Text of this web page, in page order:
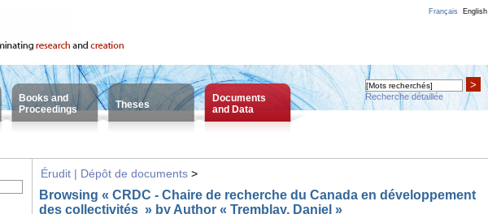
Français English
Books and
Proceedings
Theses
Documents
and Data
>
Recherche détaillée
Érudit | Dépôt de documents >
Browsing « CRDC - Chaire de recherche du Canada en développement
des collectivités » by Author « Tremblay, Daniel »